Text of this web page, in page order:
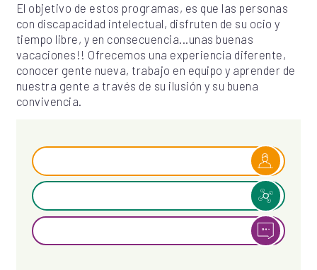
El objetivo de estos programas, es que las personas
con discapacidad intelectual, disfruten de su ocio y
tiempo libre, y en consecuencia...unas buenas
vacaciones!! Ofrecemos una experiencia diferente,
conocer gente nueva, trabajo en equipo y aprender de
nuestra gente a través de su ilusión y su buena
convivencia.